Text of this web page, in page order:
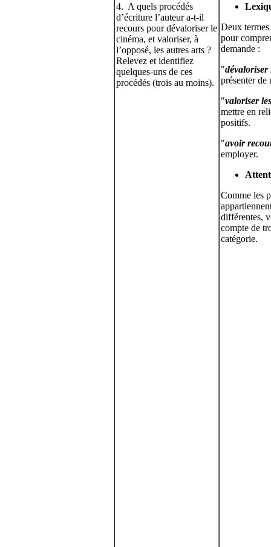
4. A quels procédés
d’écriture l’auteur a-t-il
recours pour dévaloriser le
cinéma, et valoriser, à
l’opposé, les autres arts ?
Relevez et identifiez
quelques-uns de ces
procédés (trois au moins).
Deux
pour
demande :
"dévaloriser
présenter de
"valoriser
mettre en
positifs.
"avoir
employer.
Comme les
différentes,
compte de
catégorie.